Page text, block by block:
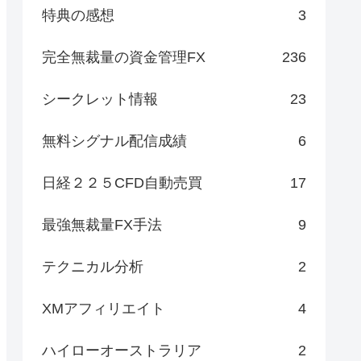
特典の感想 3
完全無裁量の資金管理FX 236
シークレット情報 23
無料シグナル配信成績 6
日経２２５CFD自動売買 17
最強無裁量FX手法 9
テクニカル分析 2
XMアフィリエイト 4
ハイローオーストラリア 2